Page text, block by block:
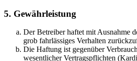
5. Gewährleistung
Der Betreiber haftet mit Ausnahme
grob fahrlässiges Verhalten
Die Haftung ist gegenüber
wesentlicher Vertragspflichten